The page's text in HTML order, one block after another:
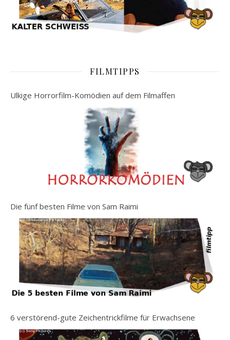
FILMTIPPS
Ulkige Horrorfilm-Komödien auf dem Filmaffen
Die fünf besten Filme von Sam Raimi
6 verstörend-gute Zeichentrickfilme für Erwachsene